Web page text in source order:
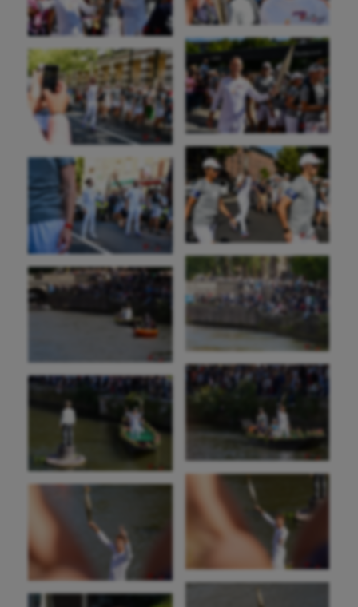
Danse
Equitation
Escalade
Escrime
Fitness
Flag football
Football américain
Futsal
Golf
Gymnastique rythmique
Haltérophilie
Handisport
Hippisme
Jeux Olympiques et Paralympiques
Kayak-polo
Korfbal
Longue paume
Moto